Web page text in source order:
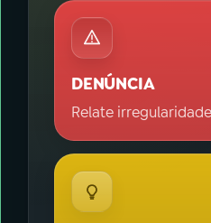
DENÚNCIA
Relate